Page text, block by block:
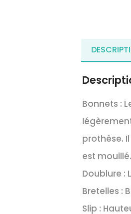
Bonnets :
prothèse.
est mouillé.
Doublure :
Bretelles :
Slip :